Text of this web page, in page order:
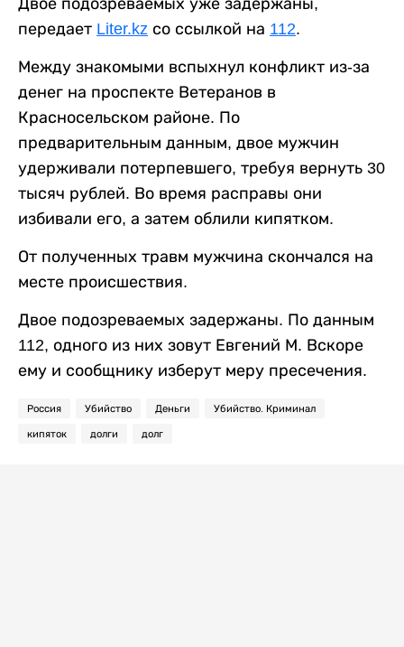
Двое подозреваемых уже задержаны,
передает Liter.kz со ссылкой на 112.
Между знакомыми вспыхнул конфликт из-за
денег на проспекте Ветеранов в
Красносельском районе. По
предварительным данным, двое мужчин
удерживали потерпевшего, требуя вернуть 30
тысяч рублей. Во время расправы они
избивали его, а затем облили кипятком.
От полученных травм мужчина скончался на
месте происшествия.
Двое подозреваемых задержаны. По данным
112, одного из них зовут Евгений М. Вскоре
ему и сообщнику изберут меру пресечения.
Россия Убийство Деньги Убийство. Криминал
кипяток долги долг